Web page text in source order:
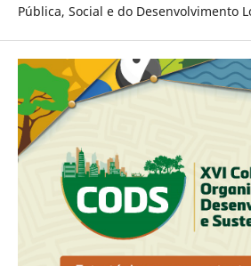
Pública, Social e do Desenvolvimento